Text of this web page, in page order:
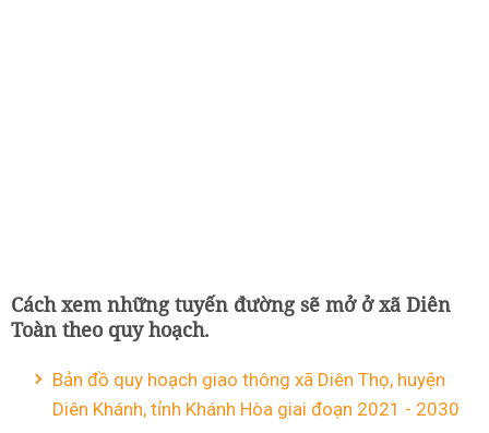
Cách xem những tuyến đường sẽ mở ở xã Diên
Toàn theo quy hoạch.
Bản đồ quy hoạch giao thông xã Diên Thọ, huyện
Diên Khánh, tỉnh Khánh Hòa giai đoạn 2021 - 2030